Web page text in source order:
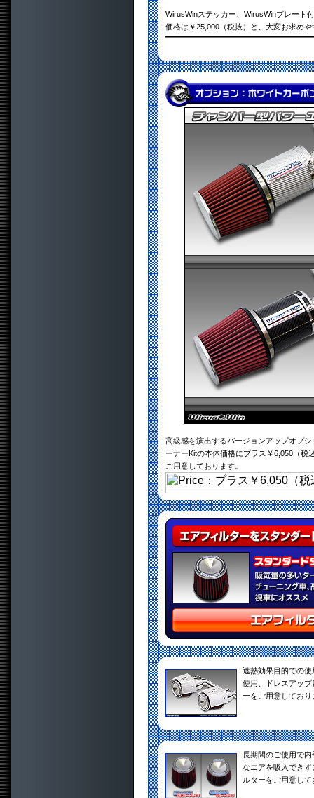
WirusWinステッカー、WirusWinプレート
価格は￥25,000（税抜）と、大変お求め
高級感を演出するバージョンアップオプ
ーナーKitの本体価格にプラス￥6,050（税
ご用意しております。
遮熱効果目的での
使用、ドレスアッ
ーをご用意しており
長期間のご使用で
なエアを吸入でき
ルターをご用意し